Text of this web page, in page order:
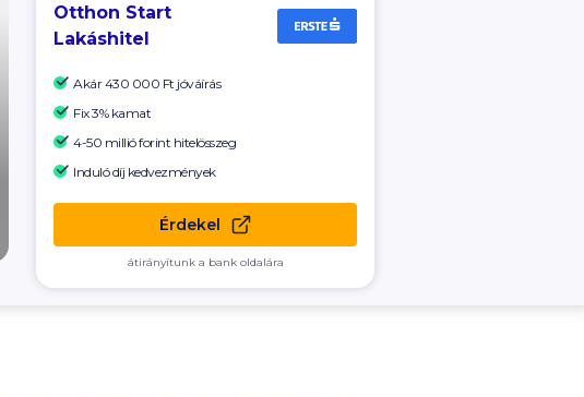
Otthon Start
Lakáshitel
Akár430 000 Ft jóváírás
Fix 3% kamat
4-50 millió forint hitelösszeg
Induló díj kedvezmények
Érdekel
átirányítunk a bank oldalára